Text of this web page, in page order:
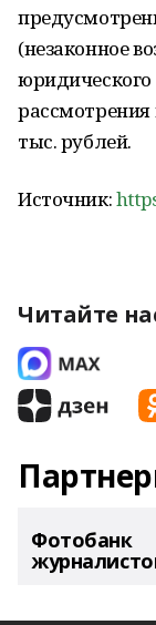
(незаконное
юридического
тыс. рублей.
Источник:
Читайте
Фотобанк